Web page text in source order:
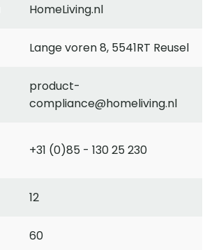
HomeLiving.nl
Lange voren 8, 5541RT Reusel
product-
compliance@homeliving.nl
+31 (0)85 - 130 25 230
12
60